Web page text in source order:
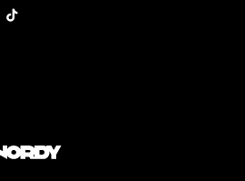
Tiktok